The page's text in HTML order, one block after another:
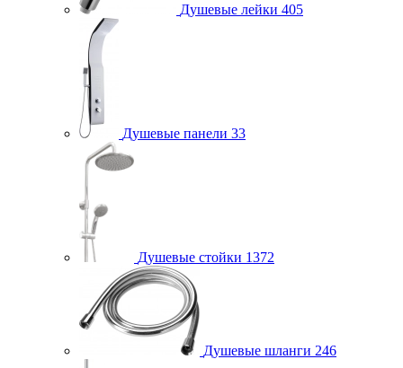
Душевые лейки 405
Душевые панели 33
Душевые стойки 1372
Душевые шланги 246